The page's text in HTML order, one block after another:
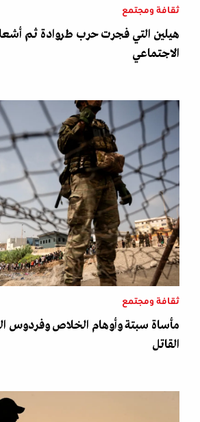
ثقافة ومجتمع
هيلين التي فجرت حرب طروادة ثم
الاجتماعي
ثقافة ومجتمع
مأساة سبتة وأوهام الخلاص وفردوس
القاتل